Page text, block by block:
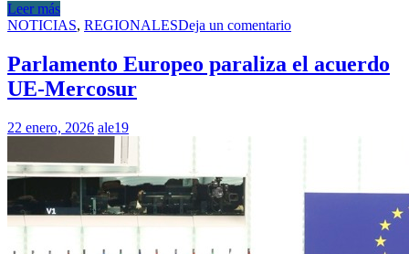
Leer más
NOTICIAS, REGIONALESDeja un comentario
Parlamento Europeo paraliza el acuerdo
UE-Mercosur
22 enero, 2026 ale19